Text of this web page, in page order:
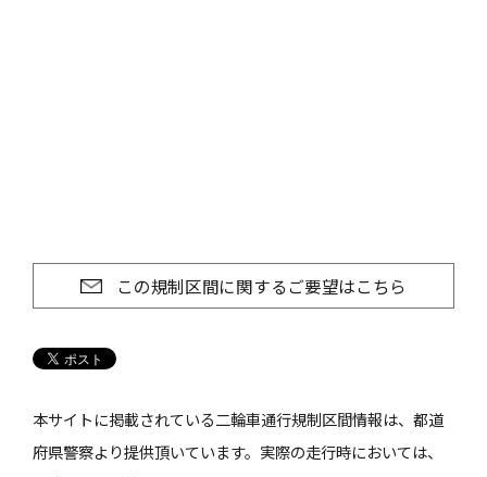
この規制区間に関するご要望はこちら
本サイトに掲載されている二輪車通行規制区間情報は、都道
府県警察より提供頂いています。実際の走行時においては、